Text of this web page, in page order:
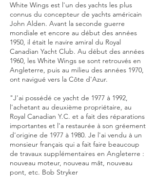
White Wings est l'un des yachts les plus
connus du concepteur de yachts américain
John Alden. Avant la seconde guerre
mondiale et encore au début des années
1950, il était le navire amiral du Royal
Canadian Yacht Club. Au début des années
1960, les White Wings se sont retrouvés en
Angleterre, puis au milieu des années 1970,
ont navigué vers la Côte d'Azur.
"J'ai possédé ce yacht de 1977 à 1992,
l'achetant au deuxième propriétaire, au
Royal Canadian Y.C. et a fait des réparations
importantes et l'a restaurée à son gréement
d'origine de 1977 à 1980. Je l'ai vendu à un
monsieur français qui a fait faire beaucoup
de travaux supplémentaires en Angleterre :
nouveau moteur, nouveau mât, nouveau
pont, etc. Bob Stryker